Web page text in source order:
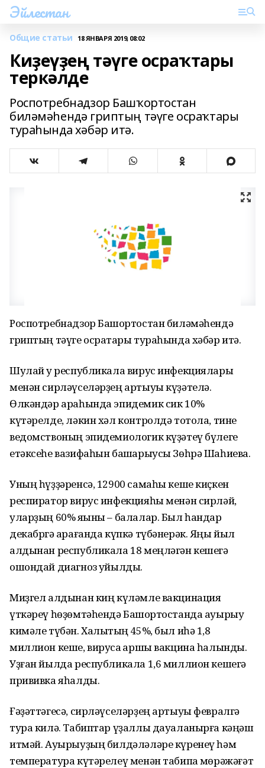
Эйлестан
Общие статьи 18 ЯНВАРЯ 2019, 08:02
Киҙеүҙең тәүге осраҡтары
теркәлде
Роспотребнадзор Башҡортостан
биләмәһендә гриптың тәүге осраҡтары
тураһында хәбәр итә.
Роспотребнадзор Башҡортостан биләмәһендә
гриптың тәүге осраҡтары тураһында хәбәр итә.
Шулай уҡ республикала вирус инфекциялары
менән сирләүселәрҙең артыуы күҙәтелә.
Өлкәндәр араһында эпидемик сик 10%
күтәрелде, ләкин хәл контролдә тотола, тине
ведомствоның эпидемиологик күҙәтеү бүлеге
етәксеһе вазифаһын башҡарыусы Зөһрә Шаһиева.
Уның һүҙҙәренсә, 12900 самаһы кеше киҫкен
респиратор вирус инфекцияһы менән сирләй,
уларҙың 60% яҡыны – балалар. Был һандар
декабргә ҡарағанда күпкә түбәнерәк. Яңы йыл
алдынан республикала 18 меңләгән кешегә
ошондай диагноз ҡуйылды.
Миҙгел алдынан киң күләмле вакцинация
үткәреү һөҙөмтәһендә Башҡортостанда ауырыу
кимәле түбән. Халыҡтың 45%, был иһә 1,8
миллион кеше, вирусҡа ҡаршы вакцина һалынды.
Уҙған йылда республикала 1,6 миллион кешегә
прививка яһалды.
Ғәҙәттәгесә, сирләүселәрҙең артыуы февралгә
тура килә. Табиптар үҙаллы дауаланырға кәңәш
итмәй. Ауырыуҙың билдәләләре күренеү һәм
температура күтәрелеү менән табипҡа мөрәжәғәт